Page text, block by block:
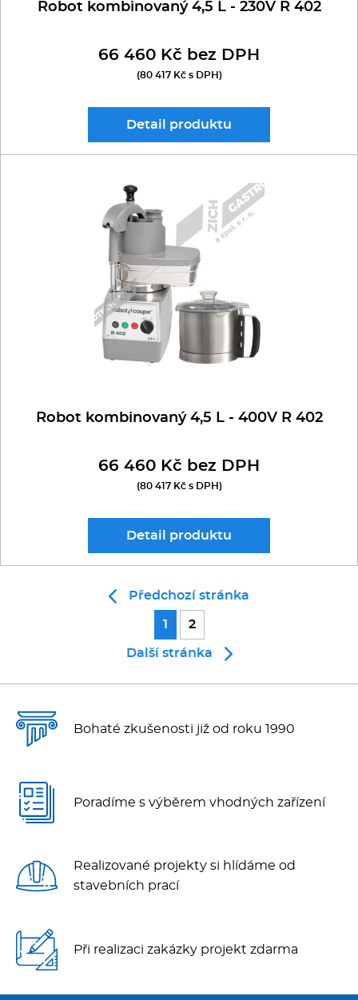
Robot kombinovaný 4,5 L - 230V R 402
66 460 Kč bez DPH
(80 417 Kč s DPH)
Detail produktu
Robot kombinovaný 4,5 L - 400V R 402
66 460 Kč bez DPH
(80 417 Kč s DPH)
Detail produktu
Předchozí stránka
1 2
Další stránka
Bohaté zkušenosti již od roku 1990
Poradíme s výběrem vhodných zařízení
Realizované projekty si hlídáme od
stavebních prací
Při realizaci zakázky projekt zdarma